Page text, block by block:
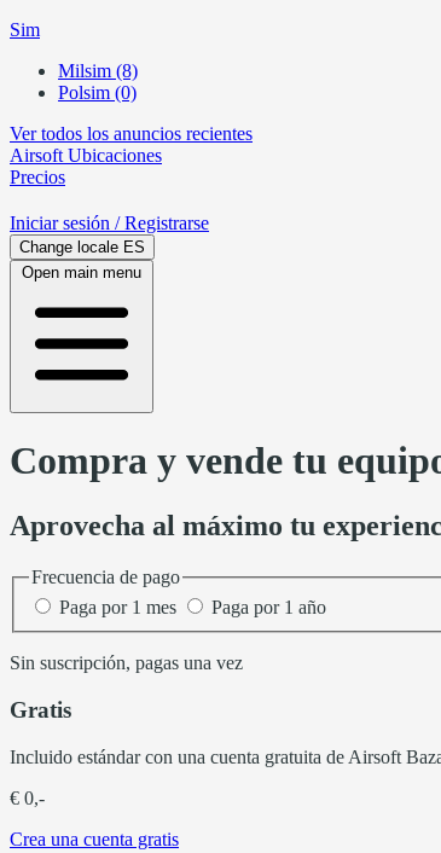
Sim
Milsim (8)
Polsim (0)
Ver todos los anuncios recientes
Airsoft Ubicaciones
Precios
Iniciar sesión / Registrarse
Change locale ES
Open main menu
Compra y vende tu
Aprovecha al máximo tu
Frecuencia de pago
Paga por 1 mes
Paga por 1 año
Sin suscripción, pagas una vez
Gratis
Incluido estándar con una cuenta gratuita de Airsoft
€ 0,-
Crea una cuenta gratis